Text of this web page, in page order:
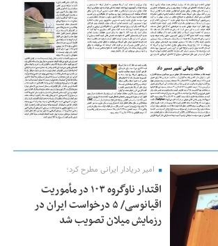
امیر دریادار ایرانی مطرح کرد؛
اقتدار ناوگروه ۱۰۳ در مأموریت‌
اقیانوسی/ ۵ درخواست ایران در
رزمایش میلان تصویب شد